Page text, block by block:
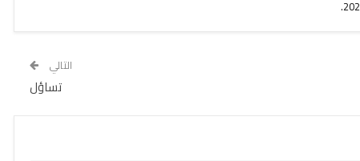
التالي
تساؤل